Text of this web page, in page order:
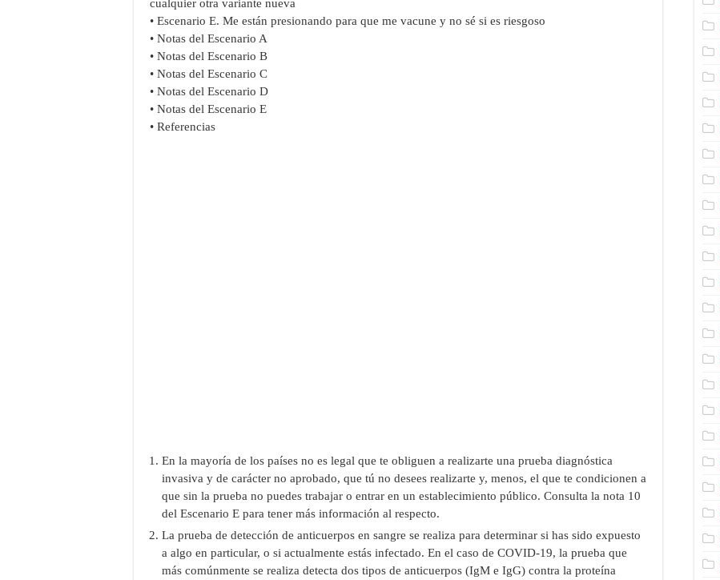
cualquier otra variante nueva
• Escenario E. Me están presionando para que me vacune y no sé si es riesgoso
• Notas del Escenario A
• Notas del Escenario B
• Notas del Escenario C
• Notas del Escenario D
• Notas del Escenario E
• Referencias
En la mayoría de los países no es legal que te obliguen a realizarte una prueba diagnóstica
invasiva y de carácter no aprobado, que tú no desees realizarte y, menos, el que te condicionen a
que sin la prueba no puedes trabajar o entrar en un establecimiento público. Consulta la nota 10
del Escenario E para tener más información al respecto.
La prueba de detección de anticuerpos en sangre se realiza para determinar si has sido expuesto
a algo en particular, o si actualmente estás infectado. En el caso de COVID-19, la prueba que
más comúnmente se realiza detecta dos tipos de anticuerpos (IgM e IgG) contra la proteína